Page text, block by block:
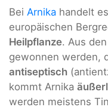
Bei Arnika handelt
europäischen
Heilpflanze. Aus
gewonnen werden,
antiseptisch
kommt Arnika
werden meistens